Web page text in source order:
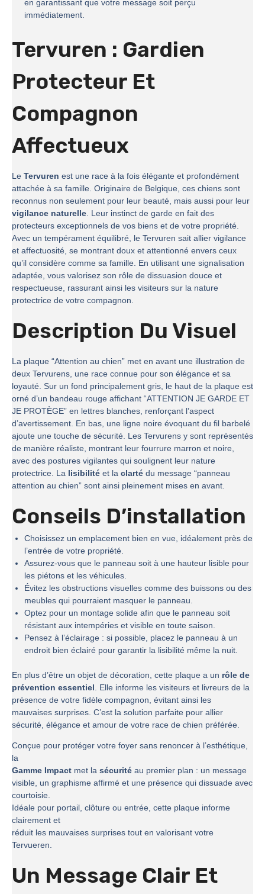
en garantissant que votre message soit perçu
immédiatement.
Tervuren : Gardien
Protecteur Et
Compagnon
Affectueux
Le Tervuren est une race à la fois élégante et profondément
attachée à sa famille. Originaire de Belgique, ces chiens sont
reconnus non seulement pour leur beauté, mais aussi pour leur
vigilance naturelle. Leur instinct de garde en fait des
protecteurs exceptionnels de vos biens et de votre propriété.
Avec un tempérament équilibré, le Tervuren sait allier vigilance
et affectuosité, se montrant doux et attentionné envers ceux
qu’il considère comme sa famille. En utilisant une signalisation
adaptée, vous valorisez son rôle de dissuasion douce et
respectueuse, rassurant ainsi les visiteurs sur la nature
protectrice de votre compagnon.
Description Du Visuel
La plaque “Attention au chien” met en avant une illustration de
deux Tervurens, une race connue pour son élégance et sa
loyauté. Sur un fond principalement gris, le haut de la plaque est
orné d’un bandeau rouge affichant “ATTENTION JE GARDE ET
JE PROTÈGE” en lettres blanches, renforçant l’aspect
d’avertissement. En bas, une ligne noire évoquant du fil barbelé
ajoute une touche de sécurité. Les Tervurens y sont représentés
de manière réaliste, montrant leur fourrure marron et noire,
avec des postures vigilantes qui soulignent leur nature
protectrice. La lisibilité et la clarté du message “panneau
attention au chien” sont ainsi pleinement mises en avant.
Conseils D’installation
Choisissez un emplacement bien en vue, idéalement près de
l’entrée de votre propriété.
Assurez-vous que le panneau soit à une hauteur lisible pour
les piétons et les véhicules.
Évitez les obstructions visuelles comme des buissons ou des
meubles qui pourraient masquer le panneau.
Optez pour un montage solide afin que le panneau soit
résistant aux intempéries et visible en toute saison.
Pensez à l’éclairage : si possible, placez le panneau à un
endroit bien éclairé pour garantir la lisibilité même la nuit.
En plus d’être un objet de décoration, cette plaque a un rôle de
prévention essentiel. Elle informe les visiteurs et livreurs de la
présence de votre fidèle compagnon, évitant ainsi les
mauvaises surprises. C’est la solution parfaite pour allier
sécurité, élégance et amour de votre race de chien préférée.
Conçue pour protéger votre foyer sans renoncer à l’esthétique,
la
Gamme Impact met la sécurité au premier plan : un message
visible, un graphisme affirmé et une présence qui dissuade avec
courtoisie.
Idéale pour portail, clôture ou entrée, cette plaque informe
clairement et
réduit les mauvaises surprises tout en valorisant votre
Tervueren.
Un Message Clair Et